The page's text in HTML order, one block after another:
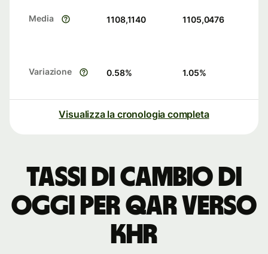
Media 1108,1140 1105,0476
Variazione 0.58% 1.05%
Visualizza la cronologia completa
Tassi di cambio di
oggi per QAR verso
KHR